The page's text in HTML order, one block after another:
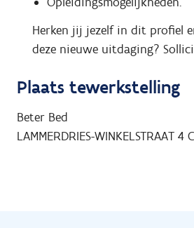
Herken jij jezelf in dit profiel
deze nieuwe uitdaging?
Plaats tewerkstelling
Beter Bed
LAMMERDRIES-WINKELSTRAAT 4